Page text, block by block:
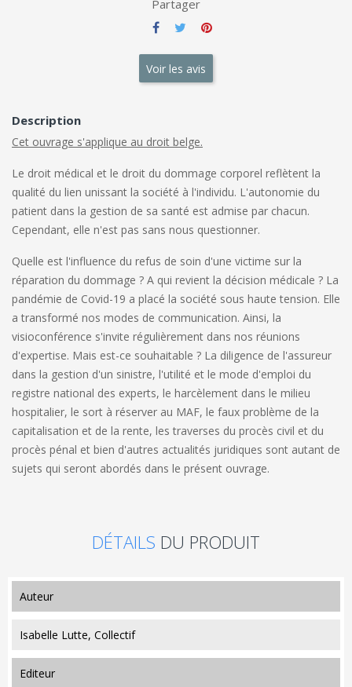
Partager
Voir les avis
Description
Cet ouvrage s'applique au droit belge.
Le droit médical et le droit du dommage corporel reflètent la
qualité du lien unissant la société à l'individu. L'autonomie du
patient dans la gestion de sa santé est admise par chacun.
Cependant, elle n'est pas sans nous questionner.
Quelle est l'influence du refus de soin d'une victime sur la
réparation du dommage ? A qui revient la décision médicale ? La
pandémie de Covid-19 a placé la société sous haute tension. Elle
a transformé nos modes de communication. Ainsi, la
visioconférence s'invite régulièrement dans nos réunions
d'expertise. Mais est-ce souhaitable ? La diligence de l'assureur
dans la gestion d'un sinistre, l'utilité et le mode d'emploi du
registre national des experts, le harcèlement dans le milieu
hospitalier, le sort à réserver au MAF, le faux problème de la
capitalisation et de la rente, les traverses du procès civil et du
procès pénal et bien d'autres actualités juridiques sont autant de
sujets qui seront abordés dans le présent ouvrage.
DÉTAILS DU PRODUIT
auteur
Isabelle Lutte, Collectif
editeur